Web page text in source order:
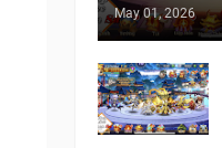
May 01, 2026